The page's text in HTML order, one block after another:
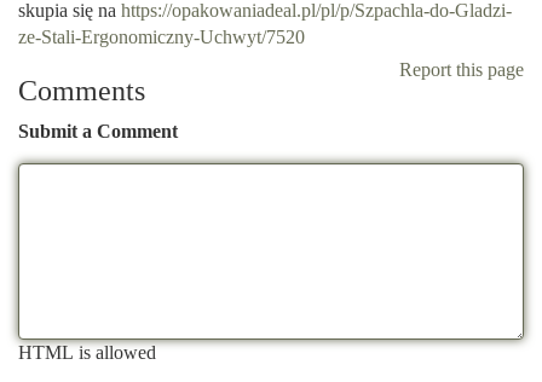
skupia się na https://opakowaniadeal.pl/pl/p/Szpachla-do-Gladzi-
ze-Stali-Ergonomiczny-Uchwyt/7520
Report this page
Comments
Submit a Comment
HTML is allowed